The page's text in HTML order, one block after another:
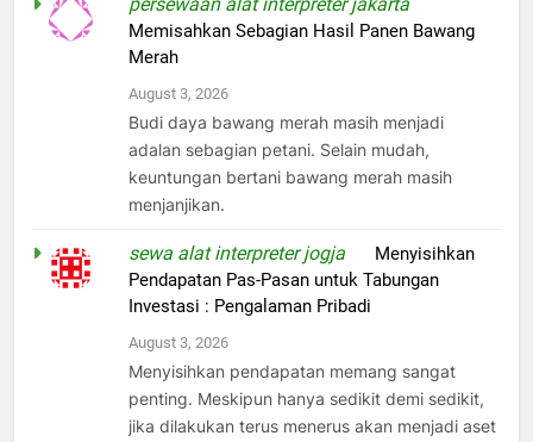
Memisahkan Sebagian Hasil Panen Bawang
Merah
August 3, 2026
Budi daya bawang merah masih menjadi
adalan sebagian petani. Selain mudah,
keuntungan bertani bawang merah masih
menjanjikan.
sewa alat interpreter jogja
Menyisihkan
Pendapatan Pas-Pasan untuk Tabungan
Investasi : Pengalaman Pribadi
August 3, 2026
Menyisihkan pendapatan memang sangat
penting. Meskipun hanya sedikit demi sedikit,
jika dilakukan terus menerus akan menjadi aset